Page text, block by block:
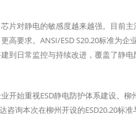
片对静电的敏感度越来越强。目前
高要求。ANSI/ESD S20.20标准为
到日常监控与持续改进，覆盖了静
开始重视ESD静电防护体系建设。
咨询本次在柳州开设的ESD20.20标